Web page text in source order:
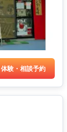
体験・相談予約